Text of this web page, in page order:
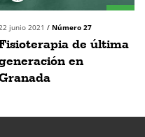
junio 2021 / Número 27
de última
en